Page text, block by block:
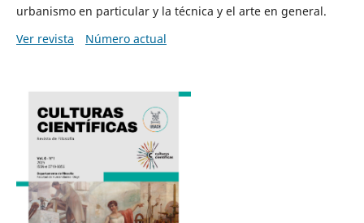
urbanismo en particular y la técnica y el arte en general.
Ver revista
Número actual